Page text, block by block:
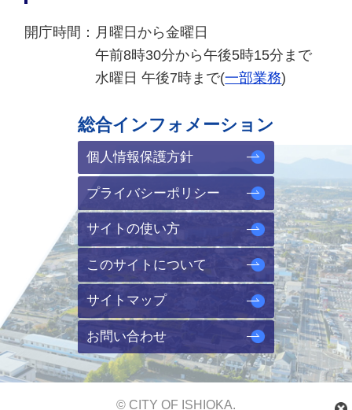
開庁時間： 月曜日から金曜日
午前8時30分から午後5時15分まで
水曜日 午後7時まで(一部業務)
総合インフォメーション
個人情報保護方針
プライバシーポリシー
サイトの使い方
このサイトについて
サイトマップ
お問い合わせ
© CITY OF ISHIOKA.